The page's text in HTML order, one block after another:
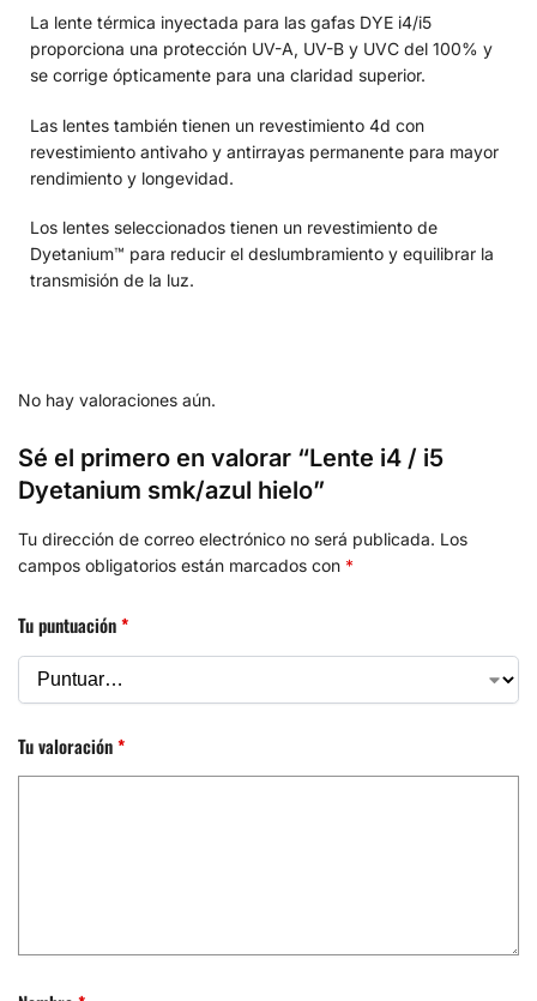
La lente térmica inyectada para las gafas DYE i4/i5
proporciona una protección UV-A, UV-B y UVC del 100% y
se corrige ópticamente para una claridad superior.
Las lentes también tienen un revestimiento 4d con
revestimiento antivaho y antirrayas permanente para mayor
rendimiento y longevidad.
Los lentes seleccionados tienen un revestimiento de
Dyetanium™ para reducir el deslumbramiento y equilibrar la
transmisión de la luz.
No hay valoraciones aún.
Sé el primero en valorar “Lente i4 / i5
Dyetanium smk/azul hielo”
Tu dirección de correo electrónico no será publicada. Los
campos obligatorios están marcados con *
Tu puntuación*
Tu valoración*